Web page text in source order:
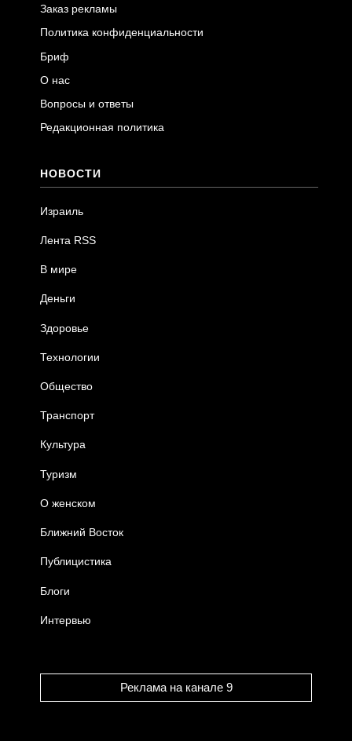
Заказ рекламы
Политика конфиденциальности
Бриф
О нас
Вопросы и ответы
Редакционная политика
НОВОСТИ
Израиль
Лента RSS
В мире
Деньги
Здоровье
Технологии
Общество
Транспорт
Культура
Туризм
О женском
Ближний Восток
Публицистика
Блоги
Интервью
Реклама на канале 9